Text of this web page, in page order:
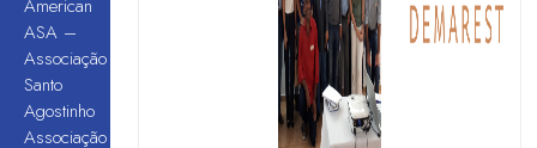
American
ASA –
Associação
Santo
Agostinho
Associação